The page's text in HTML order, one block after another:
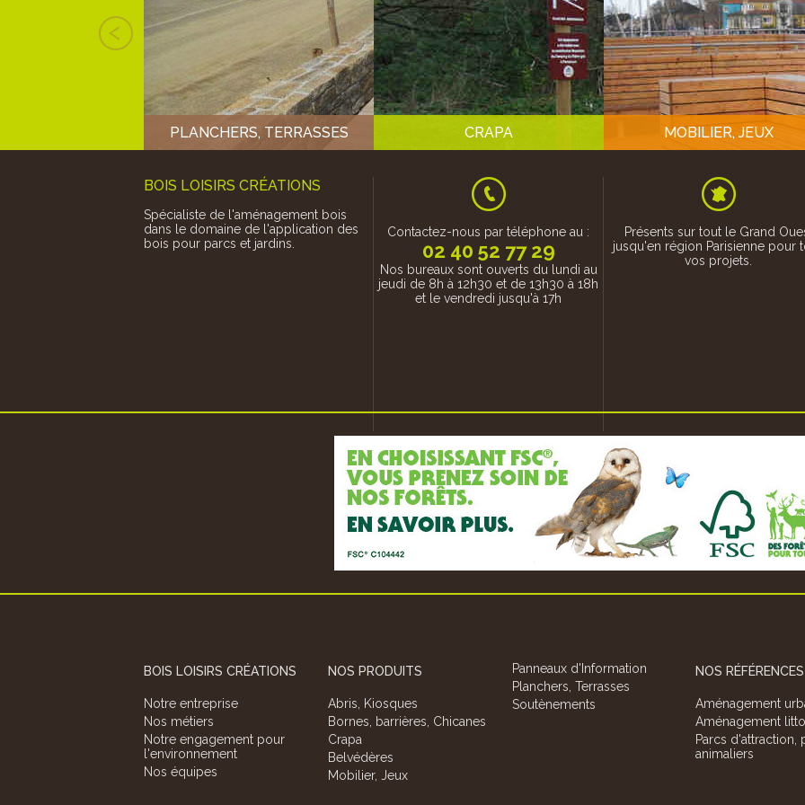
PLANCHERS, TERRASSES CRAPA
(Circuit Rustique d'Activités Physiques Aménagé)
Un parcours de santé ou parcours sportif est une...
MOBILIER, JEUX
Suivant les idées de nos clients, nous créons
mobilier urbain ou champêtre de style
et...
BOIS LOISIRS CRÉATIONS
Spécialiste de l'aménagement bois
dans le domaine de l'application des
bois pour parcs et jardins.
Contactez-nous par téléphone au :
02 40 52 77 29
Nos bureaux sont ouverts du lundi au
jeudi de 8h à 12h30 et de 13h30 à 18h
et le vendredi jusqu'à 17h
Présents sur tout le Grand
jusqu'en région Parisienne pour
vos projets.
BOIS LOISIRS CRÉATIONS
Notre entreprise
Nos métiers
Notre engagement pour
l'environnement
Nos équipes
NOS PRODUITS
Abris, Kiosques
Bornes, barrières, Chicanes
Crapa
Belvédères
Mobilier, Jeux
Panneaux d'Information
Planchers, Terrasses
Soutènements
NOS RÉFÉRENCES
Aménagement
Aménagement
Parcs d'attraction,
animaliers